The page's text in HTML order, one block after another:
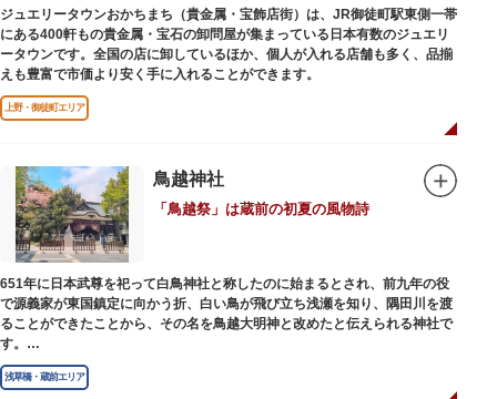
ジュエリータウンおかちまち（貴金属・宝飾店街）は、JR御徒町駅東側一帯
にある400軒もの貴金属・宝石の卸問屋が集まっている日本有数のジュエリ
ータウンです。全国の店に卸しているほか、個人が入れる店舗も多く、品揃
えも豊富で市価より安く手に入れることができます。
上野・御徒町エリア
鳥越神社
「鳥越祭」は蔵前の初夏の風物詩
651年に日本武尊を祀って白鳥神社と称したのに始まるとされ、前九年の役
で源義家が東国鎮定に向かう折、白い鳥が飛び立ち浅瀬を知り、隅田川を渡
ることができたことから、その名を鳥越大明神と改めたと伝えられる神社で
す。
江戸時代までは三社の神社から成り、約2万坪の広大な敷地を所領していま
したが、天領からの米を収蔵する蔵や、大名屋敷などを建てるために没収さ
浅草橋・蔵前エリア